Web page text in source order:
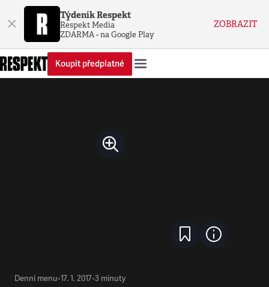
× Týdeník Respekt
Respekt Media
ZDARMA - na Google Play
ZOBRAZIT
Koupit předplatné
Denní menu•17. 1. 2017•3 minuty